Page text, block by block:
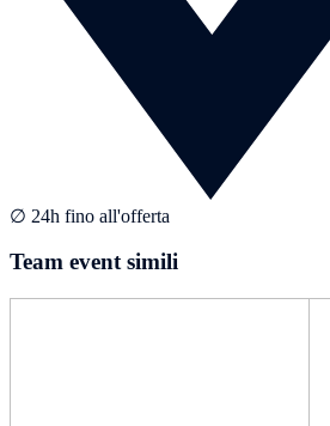
∅ 24h fino all'offerta
Team event simili